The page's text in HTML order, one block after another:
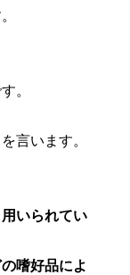
。
言います。
いられてい
嗜好品によ